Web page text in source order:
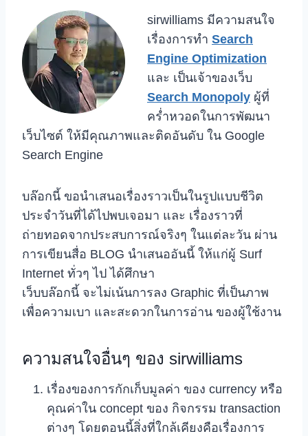
sirwilliams มีความสนใจ
เรื่องการทำ Search
Engine Optimization
และ เป็นเจ้าของเว็บ
Search Monopoly ผู้ที่
คร่ำหวอดในการพัฒนา
เว็บไซต์ ให้มีคุณภาพและติดอันดับ ใน Google
Search Engine
บล๊อกนี้ ขอนำเสนอเรื่องราวเป็นในรูปแบบชีวิต
ประจำวันที่ได้ไปพบเจอมา และ เรื่องราวที่
ถ่ายทอดจากประสบการณ์จริงๆ ในแต่ละวัน ผ่าน
การเขียนสื่อ BLOG นำเสนออันนี้ ให้แก่ผู้ Surf
Internet ทั่วๆ ไป ได้ศึกษา
เว็บบล๊อกนี้ จะไม่เน้นการลง Graphic ที่เป็นภาพ
เพื่อความเบา และสะดวกในการอ่าน ของผู้ใช้งาน
ความสนใจอื่นๆ ของ sirwilliams
เรื่องของการกักเก็บมูลค่า ของ currency หรือ
คุณค่าใน concept ของ กิจกรรม transaction
ต่างๆ โดยตอนนี้สิ่งที่ใกล้เคียงคือเรื่องการ